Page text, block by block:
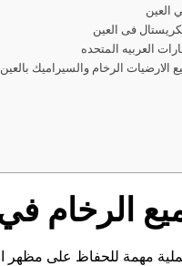
العين
فى العين
العربيه المتحده
الرخام والسيراميك بالعين
الرخام في
مهمة للحفاظ على مظهر